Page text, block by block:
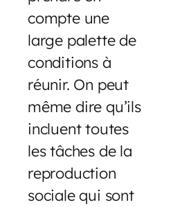
compte une
large palette de
conditions à
réunir. On peut
même dire qu’ils
incluent toutes
les tâches de la
reproduction
sociale qui sont